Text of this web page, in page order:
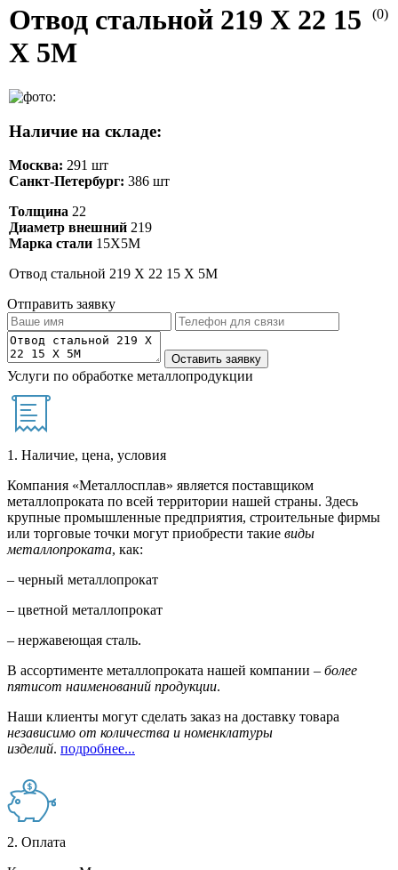
(0)
Отвод стальной 219 Х 22 15
Х 5М
Наличие на складе:
Москва: 291 шт
Санкт-Петербург: 386 шт
Толщина 22
Диаметр внешний 219
Марка стали 15Х5М
Отвод стальной 219 Х 22 15 Х 5М
Отправить заявку
Услуги по обработке металлопродукции
1. Наличие, цена, условия
Компания «Металлосплав» является поставщиком
металлопроката по всей территории нашей страны. Здесь
крупные промышленные предприятия, строительные фирмы
или торговые точки могут приобрести такие виды
металлопроката, как:
– черный металлопрокат
– цветной металлопрокат
– нержавеющая сталь.
В ассортименте металлопроката нашей компании – более
пятисот наименований продукции.
Наши клиенты могут сделать заказ на доставку товара
независимо от количества и номенклатуры
изделий. подробнее...
2. Оплата